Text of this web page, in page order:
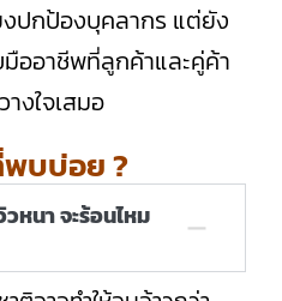
งปกป้องบุคลากร แต่ยัง
ออาชีพที่ลูกค้าและคู่ค้า
างใจเสมอ
บบ่อย ?
หนา จะร้อนไหม